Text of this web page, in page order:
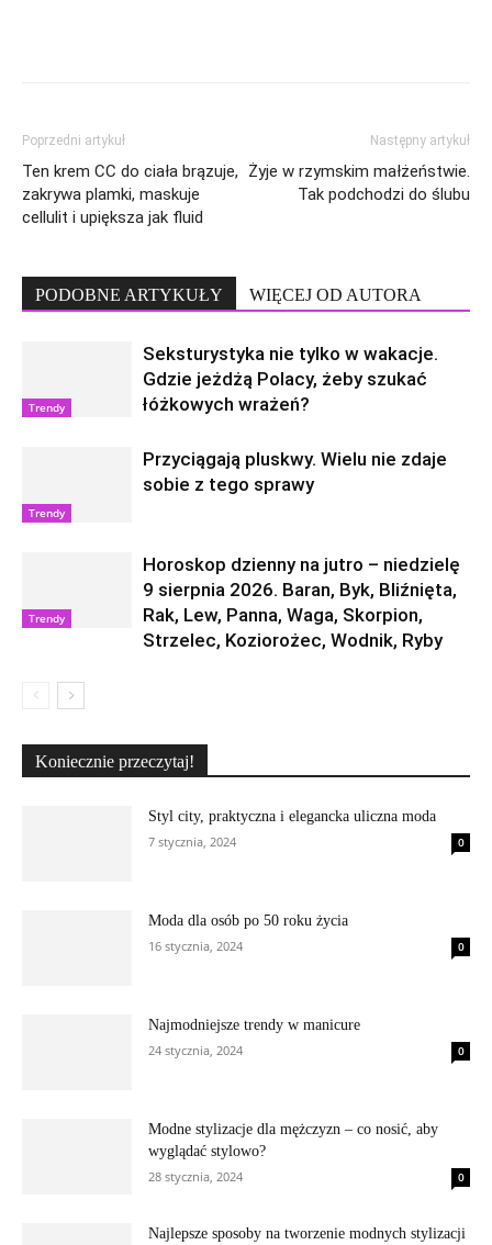
Poprzedni artykuł
Ten krem CC do ciała brązuje,
zakrywa plamki, maskuje
cellulit i upiększa jak fluid
Następny artykuł
Żyje w rzymskim małżeństwie.
Tak podchodzi do ślubu
PODOBNE ARTYKUŁY WIĘCEJ OD AUTORA
Trendy
Seksturystyka nie tylko w wakacje.
Gdzie jeżdżą Polacy, żeby szukać
łóżkowych wrażeń?
Trendy
Przyciągają pluskwy. Wielu nie zdaje
sobie z tego sprawy
Trendy
Horoskop dzienny na jutro – niedzielę
9 sierpnia 2026. Baran, Byk, Bliźnięta,
Rak, Lew, Panna, Waga, Skorpion,
Strzelec, Koziorożec, Wodnik, Ryby
Koniecznie przeczytaj!
Styl city, praktyczna i elegancka uliczna moda
7 stycznia, 2024
0
Moda dla osób po 50 roku życia
16 stycznia, 2024
0
Najmodniejsze trendy w manicure
24 stycznia, 2024
0
Modne stylizacje dla mężczyzn – co nosić, aby
wyglądać stylowo?
28 stycznia, 2024
0
Najlepsze sposoby na tworzenie modnych stylizacji